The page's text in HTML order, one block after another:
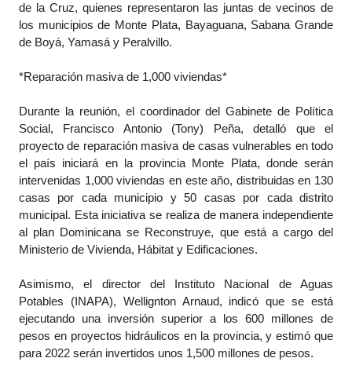
de la Cruz, quienes representaron las juntas de vecinos de
los municipios de Monte Plata, Bayaguana, Sabana Grande
de Boyá, Yamasá y Peralvillo.
*Reparación masiva de 1,000 viviendas*
Durante la reunión, el coordinador del Gabinete de Política
Social, Francisco Antonio (Tony) Peña, detalló que el
proyecto de reparación masiva de casas vulnerables en todo
el país iniciará en la provincia Monte Plata, donde serán
intervenidas 1,000 viviendas en este año, distribuidas en 130
casas por cada municipio y 50 casas por cada distrito
municipal. Esta iniciativa se realiza de manera independiente
al plan Dominicana se Reconstruye, que está a cargo del
Ministerio de Vivienda, Hábitat y Edificaciones.
Asimismo, el director del Instituto Nacional de Aguas
Potables (INAPA), Wellignton Arnaud, indicó que se está
ejecutando una inversión superior a los 600 millones de
pesos en proyectos hidráulicos en la provincia, y estimó que
para 2022 serán invertidos unos 1,500 millones de pesos.